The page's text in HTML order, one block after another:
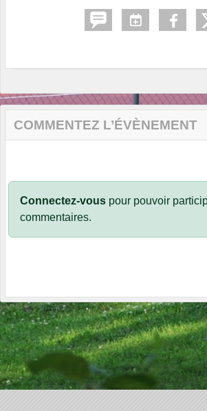
COMMENTEZ L’ÉVÈNEMENT
Connectez-vous pour pouvoir
commentaires.